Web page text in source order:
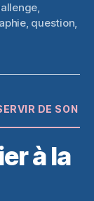
,
, question,
DE SON
à la